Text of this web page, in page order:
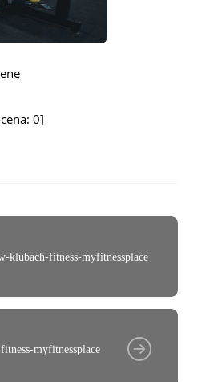
0]
klubach-fitness-myfitnessplace
myfitnessplace